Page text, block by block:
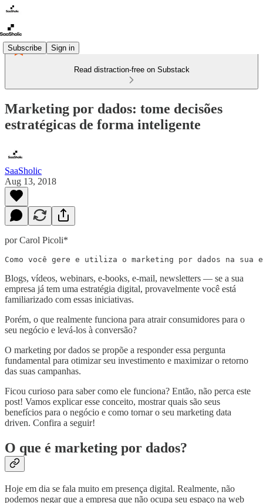
Subscribe Sign in
Read distraction-free on Substack
Marketing por dados: tome decisões
estratégicas de forma inteligente
SaaSholic
Aug 13, 2018
por Carol Picoli*
Como você gere e utiliza o marketing por dados na sua
Blogs, vídeos, webinars, e-books, e-mail, newsletters — se a sua
empresa já tem uma estratégia digital, provavelmente você está
familiarizado com essas iniciativas.
Porém, o que realmente funciona para atrair consumidores para o
seu negócio e levá-los à conversão?
O marketing por dados se propõe a responder essa pergunta
fundamental para otimizar seu investimento e maximizar o retorno
das suas campanhas.
Ficou curioso para saber como ele funciona? Então, não perca este
post! Vamos explicar esse conceito, mostrar quais são seus
benefícios para o negócio e como tornar o seu marketing data
driven. Confira a seguir!
O que é marketing por dados?
Hoje em dia se fala muito em presença digital. Realmente, não
podemos negar que a empresa que não ocupa seu espaço na web